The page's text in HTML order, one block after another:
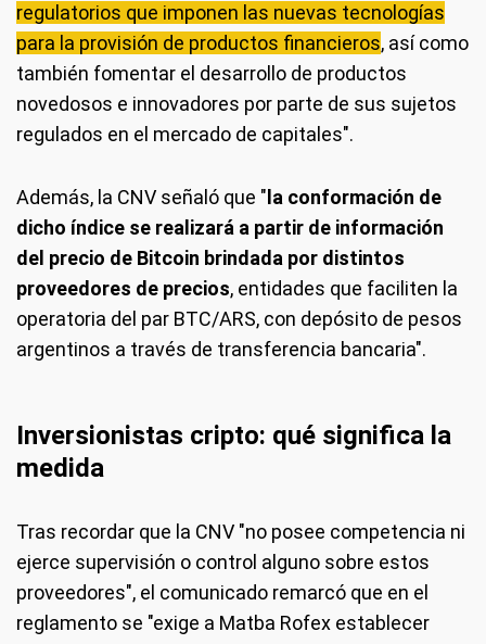
regulatorios que imponen las nuevas tecnologías
para la provisión de productos financieros, así como
también fomentar el desarrollo de productos
novedosos e innovadores por parte de sus sujetos
regulados en el mercado de capitales".
Además, la CNV señaló que " la conformación de
dicho índice se realizará a partir de información
del precio de Bitcoin brindada por distintos
proveedores de precios, entidades que faciliten la
operatoria del par BTC/ARS, con depósito de pesos
argentinos a través de transferencia bancaria".
Inversionistas cripto: qué significa la
medida
Tras recordar que la CNV "no posee competencia ni
ejerce supervisión o control alguno sobre estos
proveedores", el comunicado remarcó que en el
reglamento se "exige a Matba Rofex establecer